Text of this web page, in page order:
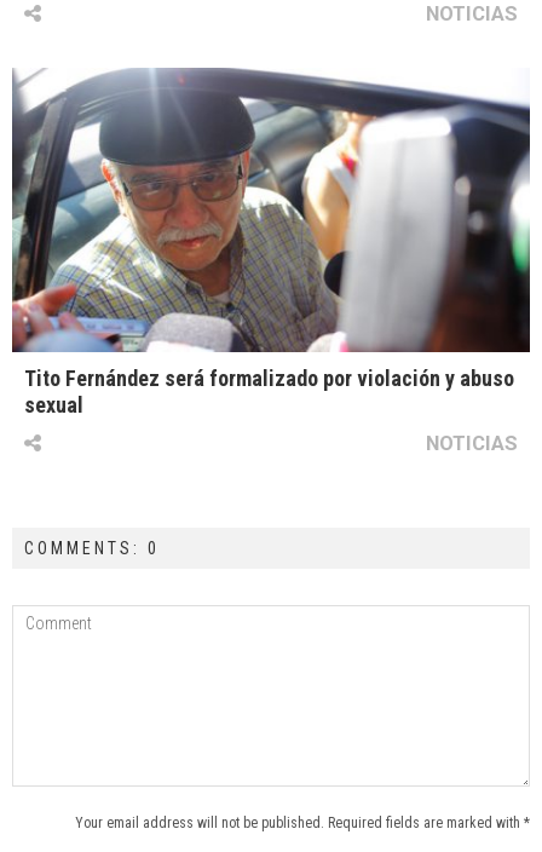
NOTICIAS
Tito Fernández será formalizado por violación y abuso
sexual
NOTICIAS
COMMENTS: 0
Your email address will not be published. Required fields are marked with *